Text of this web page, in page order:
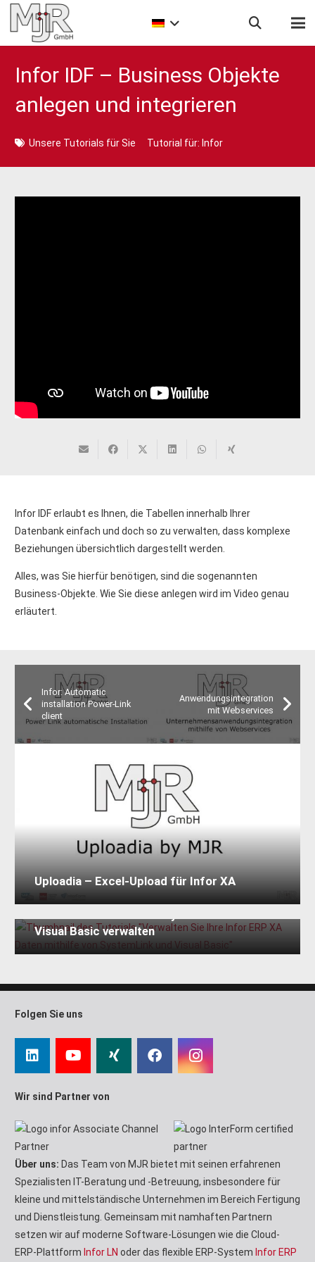
Infor IDF – Business Objekte
anlegen und integrieren
Unsere Tutorials für Sie Tutorial für: Infor
Infor IDF erlaubt es Ihnen, die Tabellen innerhalb Ihrer
Datenbank einfach und doch so zu verwalten, dass komplexe
Beziehungen übersichtlich dargestellt werden.
Alles, was Sie hierfür benötigen, sind die sogenannten
Business-Objekte. Wie Sie diese anlegen wird im Video genau
erläutert.
Infor: Automatic
installation Power-Link
client
Anwendungsintegration
mit Webservices
Uploadia – Excel-Upload für Infor XA
Visual Basic verwalten
Wir sind Partner von
Über uns: Das Team von MJR bietet mit seinen erfahrenen
Spezialisten IT-Beratung und -Betreuung, insbesondere für
kleine und mittelständische Unternehmen im Bereich Fertigung
und Dienstleistung. Gemeinsam mit namhaften Partnern
setzen wir auf moderne Software-Lösungen wie die Cloud-
ERP-Plattform Infor LN oder das flexible ERP-System Infor ERP
Folgen Sie uns